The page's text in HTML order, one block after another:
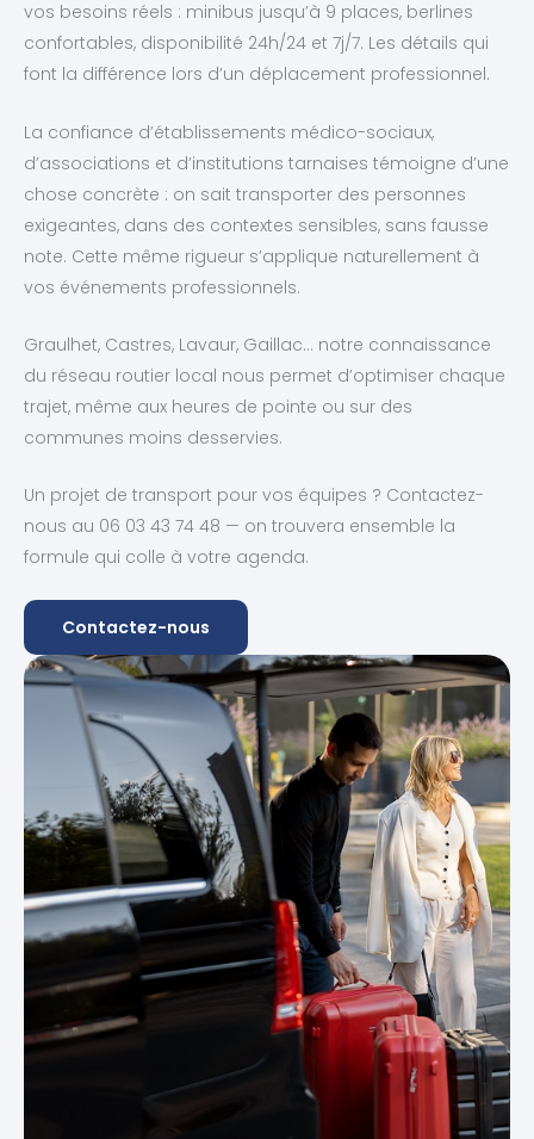
vos besoins réels : minibus jusqu’à 9 places, berlines
confortables, disponibilité 24h/24 et 7j/7. Les détails qui
font la différence lors d’un déplacement professionnel.
La confiance d’établissements médico-sociaux,
d’associations et d’institutions tarnaises témoigne d’une
chose concrète : on sait transporter des personnes
exigeantes, dans des contextes sensibles, sans fausse
note. Cette même rigueur s’applique naturellement à
vos événements professionnels.
Graulhet, Castres, Lavaur, Gaillac… notre connaissance
du réseau routier local nous permet d’optimiser chaque
trajet, même aux heures de pointe ou sur des
communes moins desservies.
Un projet de transport pour vos équipes ? Contactez-
nous au 06 03 43 74 48 — on trouvera ensemble la
formule qui colle à votre agenda.
Contactez-nous